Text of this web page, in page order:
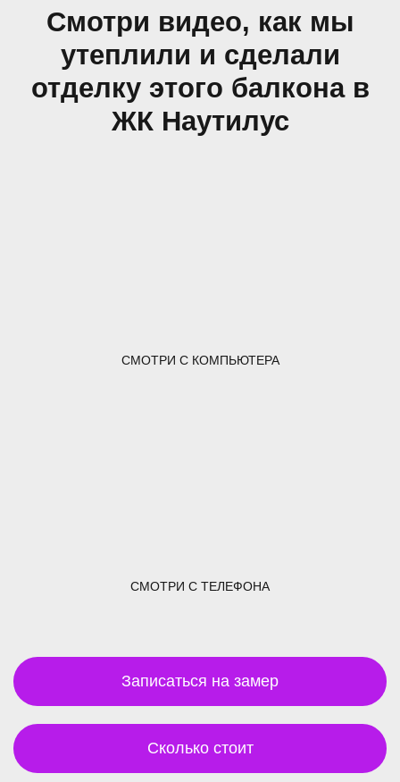
Смотри видео, как мы
утеплили и сделали
отделку этого балкона в
ЖК Наутилус
СМОТРИ С КОМПЬЮТЕРА
СМОТРИ С ТЕЛЕФОНА
Записаться на замер
Сколько стоит